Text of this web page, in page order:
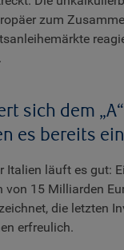
zum
sich dem
es bereits ein
Italien läuft es gut:
von 15 Milliarden
die letzten
erfreulich.